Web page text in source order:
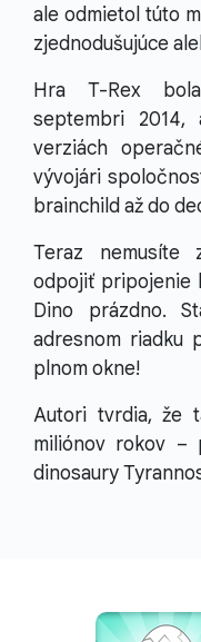
ale odmietol túto
zjednodušujúce
Hra T-Rex
septembri 2014,
verziách
vývojári
brainchild až do
Teraz nemusíte
odpojiť pripojenie
Dino prázdno.
adresnom riadku
plnom okne!
Autori tvrdia, že
miliónov rokov
dinosaury